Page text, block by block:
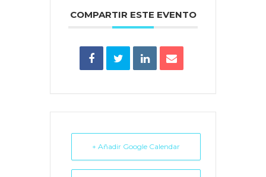
COMPARTIR ESTE EVENTO
+ Añadir Google Calendar